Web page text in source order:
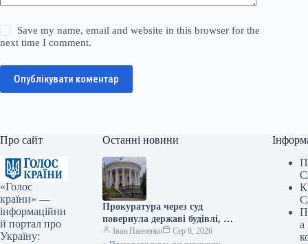
Save my name, email and website in this browser for the
next time I comment.
Опублікувати коментар
Про сайт
«Голос
країни» —
інформаційни
й портал про
Україну:
Останні новини
Прокуратура через суд
повернула державі будівлі, які
раніше належали Жовтневому
Іван Панченко
Сер 8, 2026
а